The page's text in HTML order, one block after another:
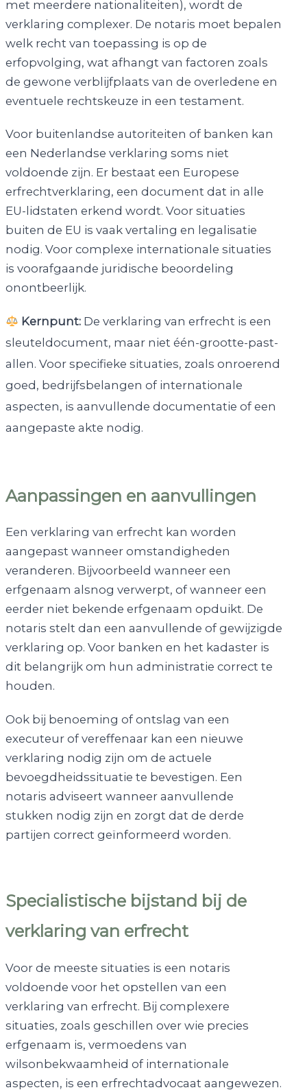
met meerdere nationaliteiten), wordt de
verklaring complexer. De notaris moet bepalen
welk recht van toepassing is op de
erfopvolging, wat afhangt van factoren zoals
de gewone verblijfplaats van de overledene en
eventuele rechtskeuze in een testament.
Voor buitenlandse autoriteiten of banken kan
een Nederlandse verklaring soms niet
voldoende zijn. Er bestaat een Europese
erfrechtverklaring, een document dat in alle
EU-lidstaten erkend wordt. Voor situaties
buiten de EU is vaak vertaling en legalisatie
nodig. Voor complexe internationale situaties
is voorafgaande juridische beoordeling
onontbeerlijk.
Kernpunt: De verklaring van erfrecht is een
sleuteldocument, maar niet één-grootte-past-
allen. Voor specifieke situaties, zoals onroerend
goed, bedrijfsbelangen of internationale
aspecten, is aanvullende documentatie of een
aangepaste akte nodig.
Aanpassingen en aanvullingen
Een verklaring van erfrecht kan worden
aangepast wanneer omstandigheden
veranderen. Bijvoorbeeld wanneer een
erfgenaam alsnog verwerpt, of wanneer een
eerder niet bekende erfgenaam opduikt. De
notaris stelt dan een aanvullende of gewijzigde
verklaring op. Voor banken en het kadaster is
dit belangrijk om hun administratie correct te
houden.
Ook bij benoeming of ontslag van een
executeur of vereffenaar kan een nieuwe
verklaring nodig zijn om de actuele
bevoegdheidssituatie te bevestigen. Een
notaris adviseert wanneer aanvullende
stukken nodig zijn en zorgt dat de derde
partijen correct geïnformeerd worden.
Specialistische bijstand bij de
verklaring van erfrecht
Voor de meeste situaties is een notaris
voldoende voor het opstellen van een
verklaring van erfrecht. Bij complexere
situaties, zoals geschillen over wie precies
erfgenaam is, vermoedens van
wilsonbekwaamheid of internationale
aspecten, is een erfrechtadvocaat aangewezen.